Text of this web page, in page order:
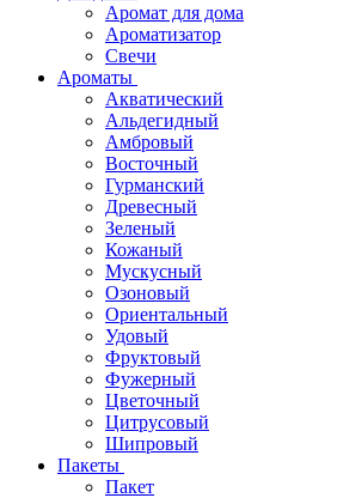
Аромат для дома
Ароматизатор
Свечи
Ароматы
Акватический
Альдегидный
Амбровый
Восточный
Гурманский
Древесный
Зеленый
Кожаный
Мускусный
Озоновый
Ориентальный
Удовый
Фруктовый
Фужерный
Цветочный
Цитрусовый
Шипровый
Пакеты
Пакет